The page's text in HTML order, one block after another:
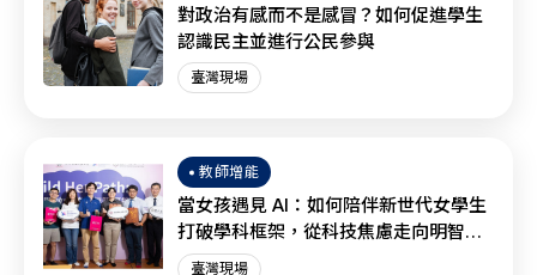
對政治有感而不是感冒？如何促進學生
認識民主並進行公民參與
臺灣現場
教師增能
當女孩遇見 AI：如何陪伴新世代女學生
打破學科框架，從科技焦慮走向明智協
作？
臺灣現場